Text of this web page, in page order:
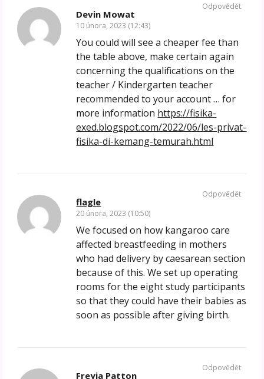
Devin Mowat
10 února, 2023 (12:43)
You could will see a cheaper fee than
the table above, make certain again
concerning the qualifications on the
teacher / Kindergarten teacher
recommended to your account … for
more information https://fisika-
exed.blogspot.com/2022/06/les-privat-
fisika-di-kemang-temurah.html
Odpovědět
flagle
20 února, 2023 (10:50)
We focused on how kangaroo care
affected breastfeeding in mothers
who had delivery by caesarean section
because of this. We set up operating
rooms for the eight study participants
so that they could have their babies as
soon as possible after giving birth.
Odpovědět
Freyja Patton
Odpovědět